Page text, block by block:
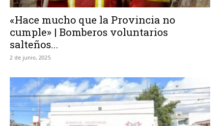
«Hace mucho que la Provincia no
cumple» | Bomberos voluntarios
salteños...
2 de junio, 2025